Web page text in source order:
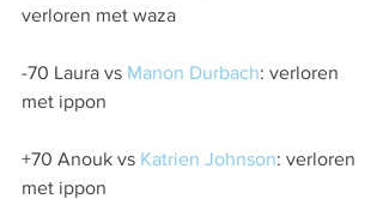
verloren met waza
-70 Laura vs Manon Durbach: verloren
met ippon
+70 Anouk vs Katrien Johnson: verloren
met ippon